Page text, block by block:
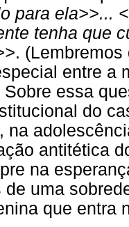
para ela>>...
tenha que
.
entre a
essa
do
na
antitética
na
de uma
que entra